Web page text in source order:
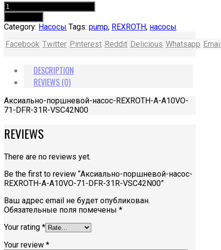
Аксиально-
поршневой-
насос-
REXROTH-
A-
DFR-
31R-
VSC42N00
quantity
Category: Насосы Tags: pump, REXROTH, насосы
Facebook Twitter Pinterest Reddit Delicious Whatsapp
DESCRIPTION
REVIEWS (0)
Аксиально-поршневой-насос-REXROTH-A-A10VO-
71-DFR-31R-VSC42N00
REVIEWS
There are no reviews yet.
Be the first to review “Аксиально-поршневой-насос-
REXROTH-A-A10VO-71-DFR-31R-VSC42N00”
Ваш адрес email не будет опубликован.
Обязательные поля помечены *
Your rating *
Your review *